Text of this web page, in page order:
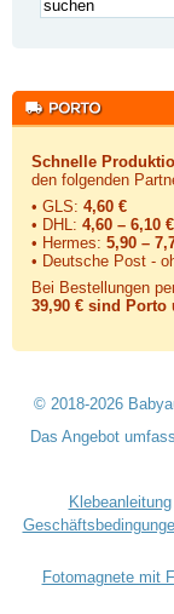
Schnelle
den folgenden
• GLS: 4,60 €
• DHL: 4,60 – 6,10 €
• Hermes: 5,90 –
• Deutsche Post -
Bei Bestellungen
39,90 € sind Porto
© 2018-2026
Das Angebot
Klebeanleitung|
Fotomagnete mit